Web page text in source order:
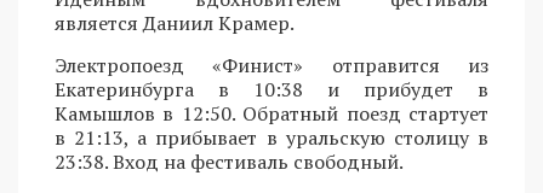
является Даниил Крамер.
Электропоезд «Финист» отправится из
Екатеринбурга в 10:38 и прибудет в
Камышлов в 12:50. Обратный поезд стартует
в 21:13, а прибывает в уральскую столицу в
23:38. Вход на фестиваль свободный.